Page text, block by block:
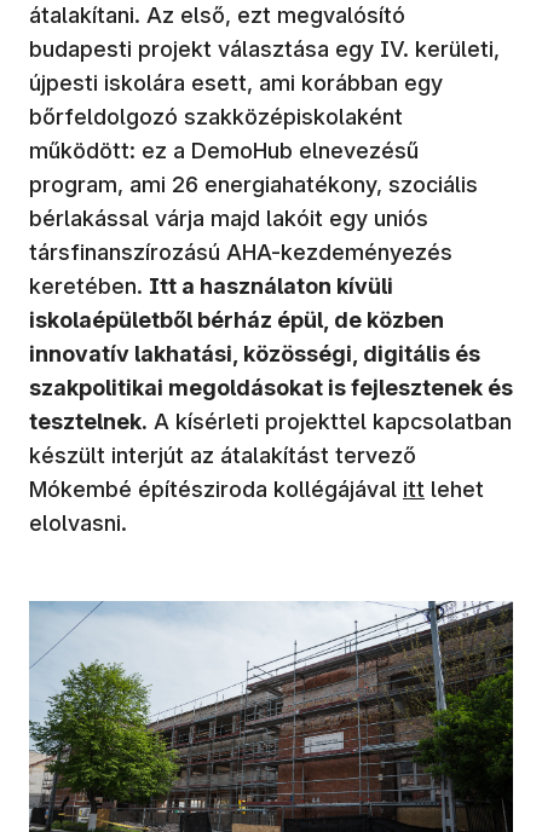
átalakítani. Az első, ezt megvalósító
budapesti projekt választása egy IV. kerületi,
újpesti iskolára esett, ami korábban egy
bőrfeldolgozó szakközépiskolaként
működött: ez a DemoHub elnevezésű
program, ami 26 energiahatékony, szociális
bérlakással várja majd lakóit egy uniós
társfinanszírozású AHA-kezdeményezés
keretében. Itt a használaton kívüli
iskolaépületből bérház épül, de közben
innovatív lakhatási, közösségi, digitális és
szakpolitikai megoldásokat is fejlesztenek és
tesztelnek. A kísérleti projekttel kapcsolatban
készült interjút az átalakítást tervező
Mókembé építésziroda kollégájával itt lehet
elolvasni.